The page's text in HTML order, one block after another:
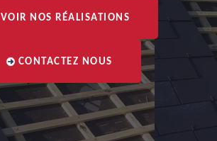
VOIR NOS RÉALISATIONS
CONTACTEZ NOUS